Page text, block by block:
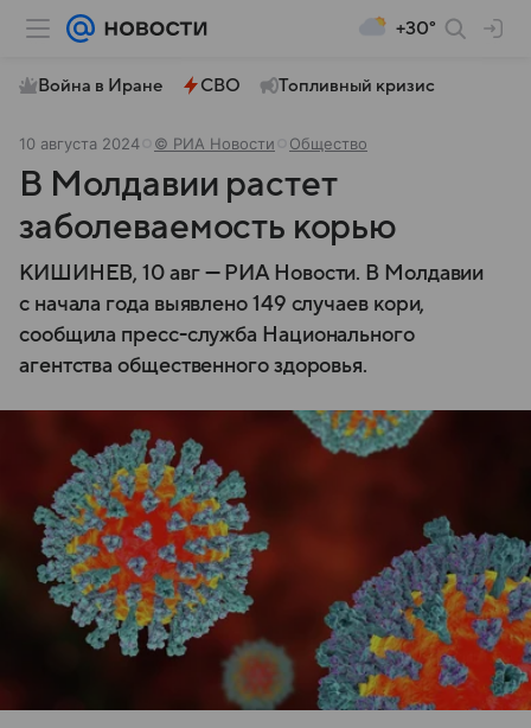
+30°
Война в Иране СВО Топливный кризис
10 августа 2024 © РИА Новости Общество
В Молдавии растет
заболеваемость корью
КИШИНЕВ, 10 авг — РИА Новости. В Молдавии
с начала года выявлено 149 случаев кори,
сообщила пресс-служба Национального
агентства общественного здоровья.